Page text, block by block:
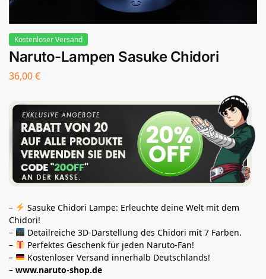
Kostenloser Versand
Naruto-Lampen Sasuke Chidori
36,00€
–
Sasuke Chidori Lampe: Erleuchte deine Welt mit dem
Chidori!
–
Detailreiche 3D-Darstellung des Chidori mit 7 Farben.
–
Perfektes Geschenk für jeden Naruto-Fan!
–
Kostenloser Versand innerhalb Deutschlands!
– www.naruto-shop.de